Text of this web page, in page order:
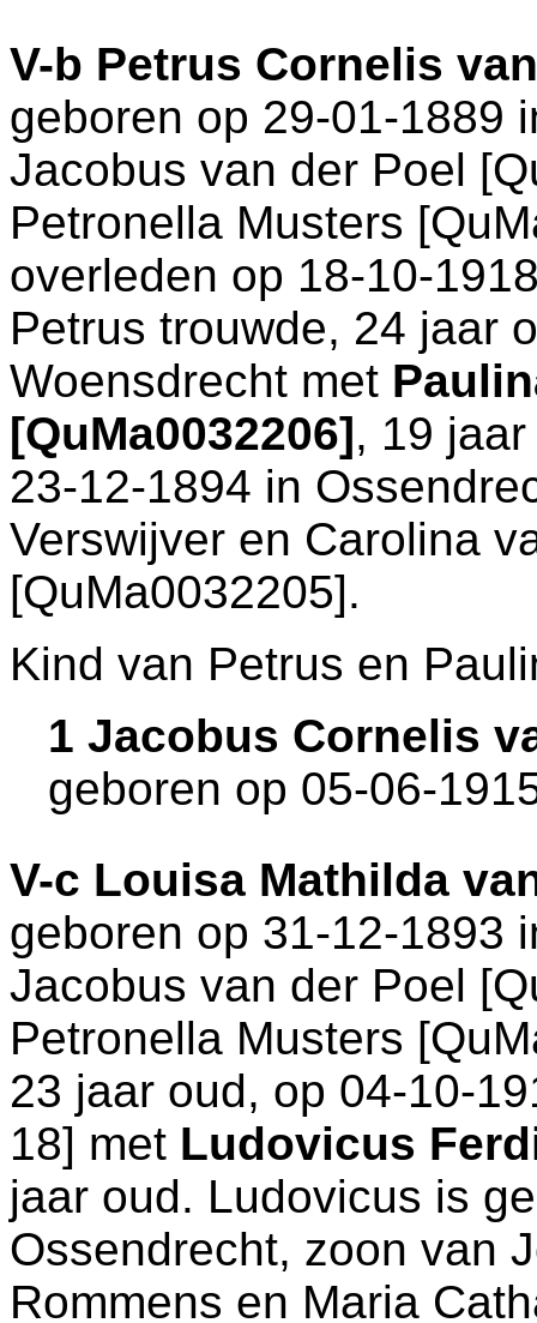
V-b Petrus Cornelis
geboren op 29-01-1889
Jacobus van der Poel
Petronella Musters
overleden op 18-10-
Petrus trouwde, 24 jaar
Woensdrecht met
[QuMa0032206], 19
23-12-1894 in
Verswijver en Carolina
[QuMa0032205].
Kind van Petrus en
1 Jacobus Cornelis
geboren op 05-06-
V-c Louisa Mathilda
geboren op 31-12-1893
Jacobus van der Poel
Petronella Musters
23 jaar oud, op 04-10-
18] met Ludovicus
jaar oud. Ludovicus is
Ossendrecht, zoon van
Rommens en Maria